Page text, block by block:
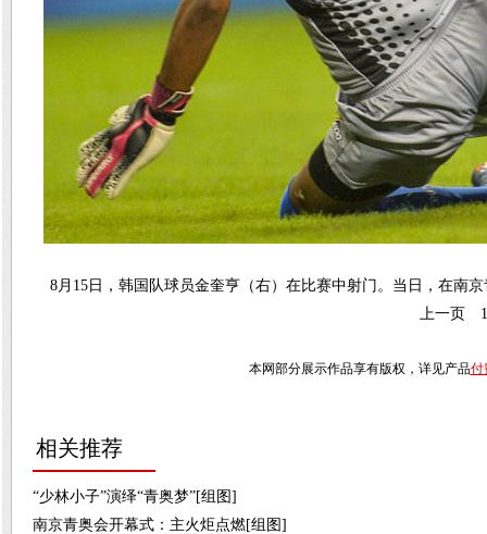
8月15日，韩国队球员金奎亨（右）在比赛中射门。当日，在南
上一页
1
本网部分展示作品享有版权，详见产品付
相关推荐
“少林小子”演绎“青奥梦”[组图]
南京青奥会开幕式：主火炬点燃[组图]